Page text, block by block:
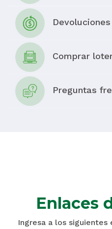
Devoluciones
Comprar
Preguntas
Enlaces
Ingresa a los